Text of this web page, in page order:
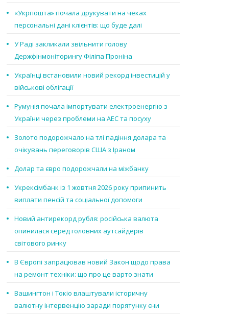
«Укрпошта» почала друкувати на чеках
персональні дані клієнтів: що буде далі
У Раді закликали звільнити голову
Держфінмоніторингу Філіпа Проніна
Українці встановили новий рекорд інвестицій у
військові облігації
Румунія почала імпортувати електроенергію з
України через проблеми на АЕС та посуху
Золото подорожчало на тлі падіння долара та
очікувань переговорів США з Іраном
Долар та євро подорожчали на міжбанку
Укрексімбанк із 1 жовтня 2026 року припинить
виплати пенсій та соціальної допомоги
Новий антирекорд рубля: російська валюта
опинилася серед головних аутсайдерів
світового ринку
В Європі запрацював новий Закон щодо права
на ремонт техніки: що про це варто знати
Вашингтон і Токіо влаштували історичну
валютну інтервенцію заради порятунку єни